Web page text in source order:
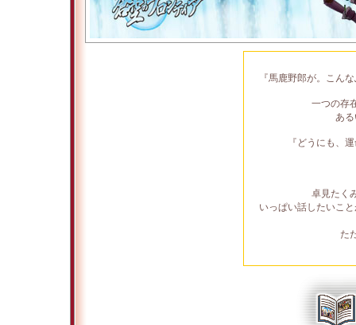
『馬鹿野郎が。こん
一つの存
あ
『どうにも、
卓見たく
いっぱい話したいこ
た